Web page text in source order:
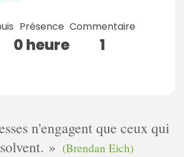
Présence
0 heure
Commentaire
1
n'engagent que ceux qui
(Brendan Eich)